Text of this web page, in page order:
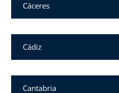
Cáceres
Cádiz
Cantabria